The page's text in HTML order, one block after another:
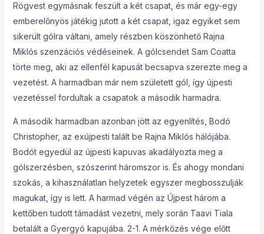
Rögvest egymásnak feszült a két csapat, és már egy-egy
emberelőnyös játékig jutott a két csapat, igaz egyiket sem
sikerült gólra váltani, amely részben köszönhető Rajna
Miklós szenzációs védéseinek. A gólcsendet Sam Coatta
törte meg, aki az ellenfél kapusát becsapva szerezte meg a
vezetést. A harmadban már nem született gól, így újpesti
vezetéssel fordultak a csapatok a második harmadra.
A második harmadban azonban jött az egyenlítés, Bodó
Christopher, az exújpesti talált be Rajna Miklós hálójába.
Bodót egyedül az újpesti kapuvas akadályozta meg a
gólszerzésben, szószerint háromszor is. És ahogy mondani
szokás, a kihasználatlan helyzetek egyszer megbosszulják
magukat, így is lett. A harmad végén az Újpest három a
kettőben tudott támadást vezetni, mely során Taavi Tiala
betalált a Gyergyó kapujába. 2-1. A mérkőzés vége előtt